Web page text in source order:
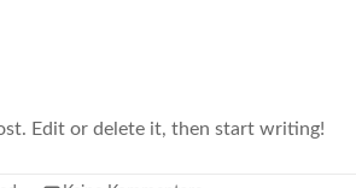
Edit or delete it, then start writing!